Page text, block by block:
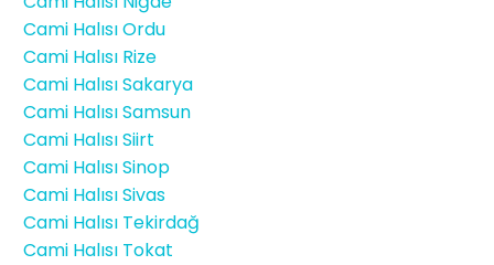
Cami Halısı Ordu
Cami Halısı Rize
Cami Halısı Sakarya
Cami Halısı Samsun
Cami Halısı Siirt
Cami Halısı Sinop
Cami Halısı Sivas
Cami Halısı Tekirdağ
Cami Halısı Tokat